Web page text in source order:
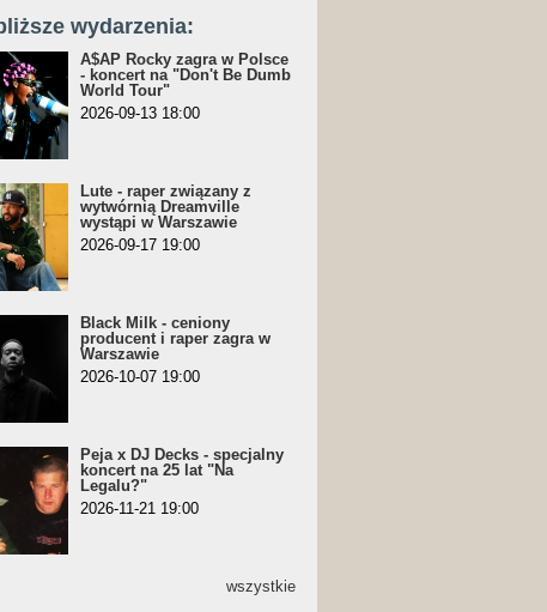
wydarzenia:
A$AP Rocky zagra w Polsce
- koncert na "Don't Be Dumb
World Tour"
2026-09-13 18:00
Lute - raper związany z
wytwórnią Dreamville
wystąpi w Warszawie
2026-09-17 19:00
Black Milk - ceniony
producent i raper zagra w
Warszawie
2026-10-07 19:00
Peja x DJ Decks - specjalny
koncert na 25 lat "Na
Legalu?"
2026-11-21 19:00
wszystkie